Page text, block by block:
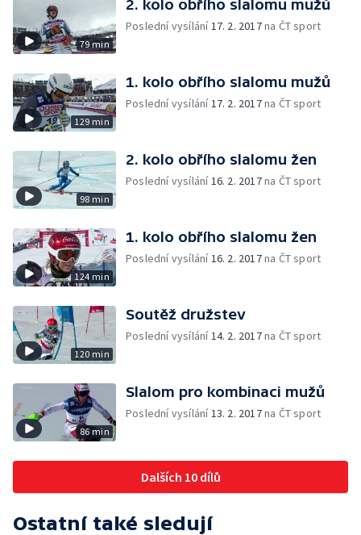
79 min
2. kolo obřího slalomu mužů
Poslední vysílání17. 2. 2017na ČT sport
129 min
1. kolo obřího slalomu mužů
Poslední vysílání17. 2. 2017na ČT sport
98 min
2. kolo obřího slalomu žen
Poslední vysílání16. 2. 2017na ČT sport
124 min
1. kolo obřího slalomu žen
Poslední vysílání16. 2. 2017na ČT sport
120 min
Soutěž družstev
Poslední vysílání14. 2. 2017na ČT sport
86 min
Slalom pro kombinaci mužů
Poslední vysílání13. 2. 2017na ČT sport
Dalších 10 dílů
Ostatní také sledují